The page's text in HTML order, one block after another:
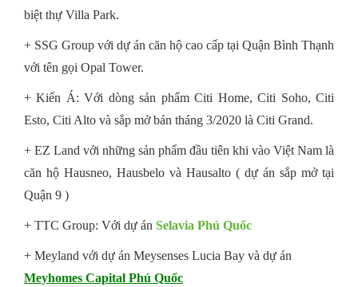
biệt thự Villa Park.
+ SSG Group với dự án căn hộ cao cấp tại Quận Bình Thạnh
với tên gọi Opal Tower.
+ Kiến Á: Với dòng sản phẩm Citi Home, Citi Soho, Citi
Esto, Citi Alto và sắp mở bán tháng 3/2020 là Citi Grand.
+ EZ Land với những sản phẩm đầu tiên khi vào Việt Nam là
căn hộ Hausneo, Hausbelo và Hausalto ( dự án sắp mở tại
Quận 9 )
+ TTC Group: Với dự án Selavia Phú Quốc
+ Meyland với dự án Meysenses Lucia Bay và dự án
Meyhomes Capital Phú Quốc